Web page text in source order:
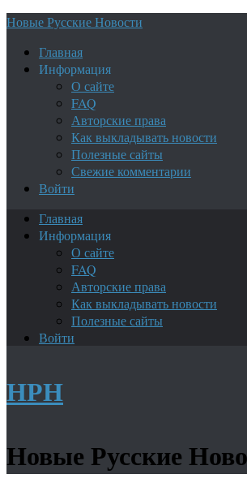
Новые Русские Новости
Главная
Информация
О сайте
FAQ
Авторские права
Как выкладывать новости
Полезные сайты
Свежие комментарии
Войти
Главная
Информация
О сайте
FAQ
Авторские права
Как выкладывать новости
Полезные сайты
Войти
НРН
Новые Русские